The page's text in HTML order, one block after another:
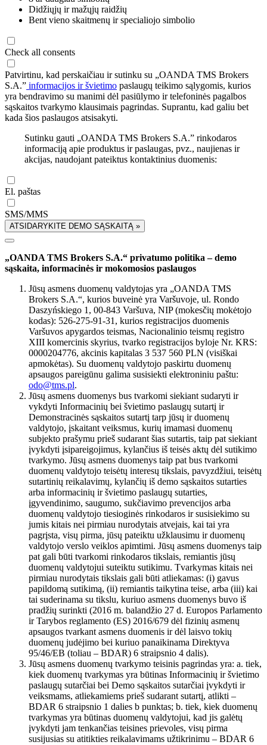
Didžiųjų ir mažųjų raidžių
Bent vieno skaitmenų ir specialiojo simbolio
Check all consents
Patvirtinu, kad perskaičiau ir sutinku su „OANDA TMS Brokers
S.A.” informacijos ir švietimo paslaugų teikimo sąlygomis, kurios
yra bendravimo su manimi dėl pasiūlymo ir telefoninės pagalbos
sąskaitos tvarkymo klausimais pagrindas. Suprantu, kad galiu bet
kada šios paslaugos atsisakyti.
Sutinku gauti „OANDA TMS Brokers S.A.” rinkodaros
informaciją apie produktus ir paslaugas, pvz., naujienas ir
akcijas, naudojant pateiktus kontaktinius duomenis:
El. paštas
SMS/MMS
ATSIDARYKITE DEMO SĄSKAITĄ »
„OANDA TMS Brokers S.A.“ privatumo politika – demo
sąskaita, informacinės ir mokomosios paslaugos
Jūsų asmens duomenų valdytojas yra „OANDA TMS
Brokers S.A.“, kurios buveinė yra Varšuvoje, ul. Rondo
Daszyńskiego 1, 00-843 Varšuva, NIP (mokesčių mokėtojo
kodas): 526-275-91-31, kurios registracijos duomenis
Varšuvos apygardos teismas, Nacionalinio teismų registro
XIII komercinis skyrius, tvarko registracijos byloje Nr. KRS:
0000204776, akcinis kapitalas 3 537 560 PLN (visiškai
apmokėtas). Su duomenų valdytojo paskirtu duomenų
apsaugos pareigūnu galima susisiekti elektroniniu paštu:
odo@tms.pl.
Jūsų asmens duomenys bus tvarkomi siekiant sudaryti ir
vykdyti Informacinių bei švietimo paslaugų sutartį ir
Demonstracinės sąskaitos sutartį tarp jūsų ir duomenų
valdytojo, įskaitant veiksmus, kurių imamasi duomenų
subjekto prašymu prieš sudarant šias sutartis, taip pat siekiant
įvykdyti įsipareigojimus, kylančius iš teisės aktų dėl sutikimo
tvarkymo. Jūsų asmens duomenys taip pat bus tvarkomi
duomenų valdytojo teisėtų interesų tikslais, pavyzdžiui, teisėtų
sutartinių reikalavimų, kylančių iš demo sąskaitos sutarties
arba informacinių ir švietimo paslaugų sutarties,
įgyvendinimo, saugumo, sukčiavimo prevencijos arba
duomenų valdytojo tiesioginės rinkodaros ir susisiekimo su
jumis kitais nei pirmiau nurodytais atvejais, kai tai yra
pagrįsta, visų pirma, jūsų pateiktu užklausimu ir duomenų
valdytojo verslo veiklos apimtimi. Jūsų asmens duomenys taip
pat gali būti tvarkomi rinkodaros tikslais, remiantis jūsų
duomenų valdytojui suteiktu sutikimu. Tvarkymas kitais nei
pirmiau nurodytais tikslais gali būti atliekamas: (i) gavus
papildomą sutikimą, (ii) remiantis taikytina teise, arba (iii) kai
tai suderinama su tikslu, kuriuo asmens duomenys buvo iš
pradžių surinkti (2016 m. balandžio 27 d. Europos Parlamento
ir Tarybos reglamento (ES) 2016/679 dėl fizinių asmenų
apsaugos tvarkant asmens duomenis ir dėl laisvo tokių
duomenų judėjimo bei kuriuo panaikinama Direktyva
95/46/EB (toliau – BDAR) 6 straipsnio 4 dalis).
Jūsų asmens duomenų tvarkymo teisinis pagrindas yra: a. tiek,
kiek duomenų tvarkymas yra būtinas Informacinių ir švietimo
paslaugų sutarčiai bei Demo sąskaitos sutarčiai įvykdyti ir
veiksmams, atliekamiems prieš sudarant sutartį, atlikti –
BDAR 6 straipsnio 1 dalies b punktas; b. tiek, kiek duomenų
tvarkymas yra būtinas duomenų valdytojui, kad jis galėtų
įvykdyti jam tenkančias teisines prievoles, visų pirma
susijusias su atitikties reikalavimams užtikrinimu – BDAR 6